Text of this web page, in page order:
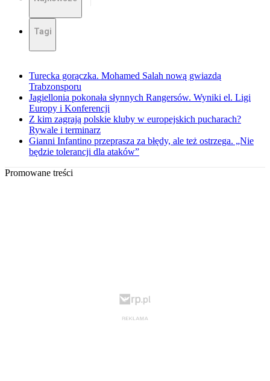
Tagi
Turecka gorączka. Mohamed Salah nową gwiazdą
Trabzonsporu
Jagiellonia pokonała słynnych Rangersów. Wyniki el. Ligi
Europy i Konferencji
Z kim zagrają polskie kluby w europejskich pucharach?
Rywale i terminarz
Gianni Infantino przeprasza za błędy, ale też ostrzega. „Nie
będzie tolerancji dla ataków”
Promowane treści